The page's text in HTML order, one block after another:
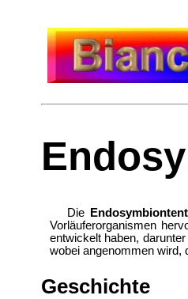
Die
Vorläuferorganismen
entwickelt haben, darunter
wobei angenommen wird,
Geschichte